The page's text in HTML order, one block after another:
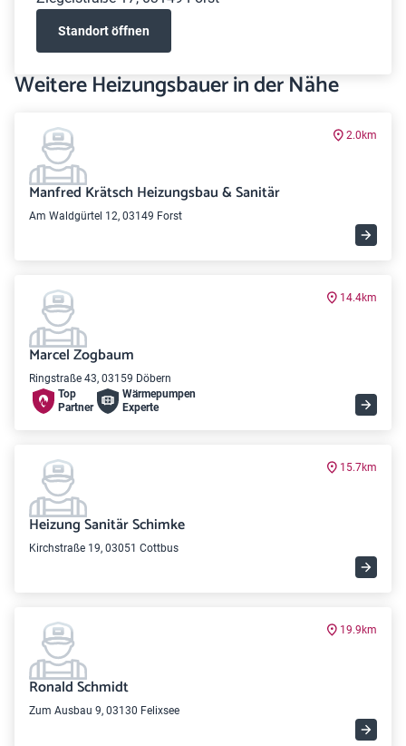
Standort öffnen
Weitere Heizungsbauer in der Nähe
2.0km
Manfred Krätsch Heizungsbau & Sanitär
Am Waldgürtel 12, 03149 Forst
14.4km
Marcel Zogbaum
Ringstraße 43, 03159 Döbern
Top
Partner
Wärme­pumpen
Experte
15.7km
Heizung Sanitär Schimke
Kirchstraße 19, 03051 Cottbus
19.9km
Ronald Schmidt
Zum Ausbau 9, 03130 Felixsee